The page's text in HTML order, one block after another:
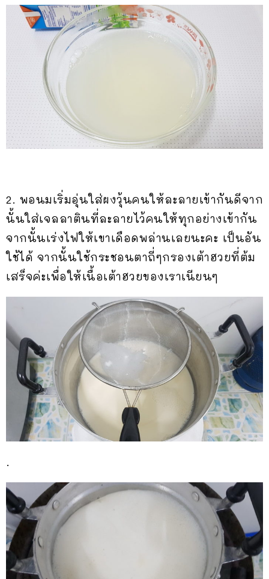
2. พอนมเริ่มอุ่นใส่ผงวุ้นคนให้ละลายเข้ากันดีจาก
นั้นใส่เจลลาตินที่ละลายไว้คนให้ทุกอย่างเข้ากัน
จากนั้นเร่งไฟให้เขาเดือดพล่านเลยนะคะ เป็นอัน
ใช้ได้ จากนั้นใช้กระชอนตาถี่ๆกรองเต้าฮวยที่ต้ม
เสร็จค่ะเพื่อให้เนื้อเต้าฮวยของเราเนียนๆ
.